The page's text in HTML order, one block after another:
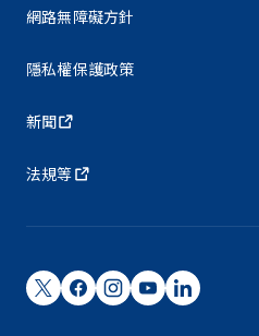
網路無障礙方針
隱私權保護政策
新聞
法規等